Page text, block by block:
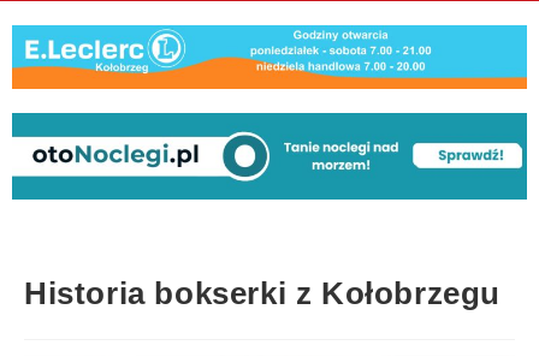
Historia bokserki z Kołobrzegu